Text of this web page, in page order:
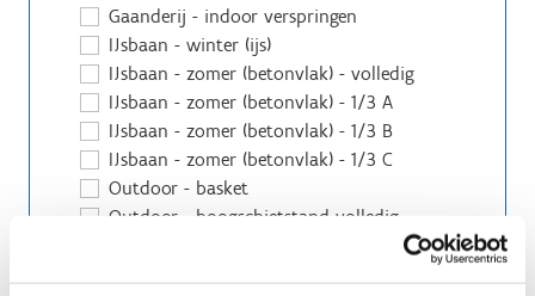
Gaanderij - indoor verspringen
IJsbaan - winter (ijs)
IJsbaan - zomer (betonvlak) - volledig
IJsbaan - zomer (betonvlak) - 1/3 A
IJsbaan - zomer (betonvlak) - 1/3 B
IJsbaan - zomer (betonvlak) - 1/3 C
Outdoor - basket
Outdoor - boogschietstand volledig